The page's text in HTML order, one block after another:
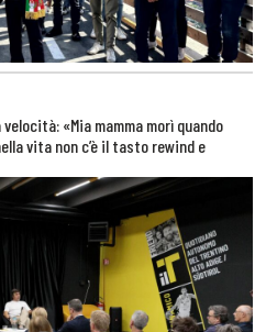
«Mia mamma morì quando
vita non c’è il tasto rewind e